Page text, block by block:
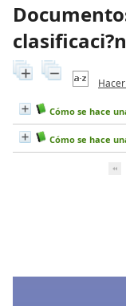
Cómo se hace
Cómo se hace